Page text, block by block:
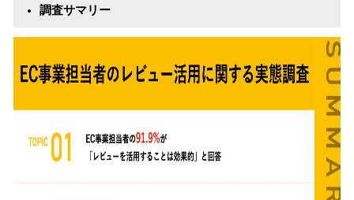
中
調査サマリー